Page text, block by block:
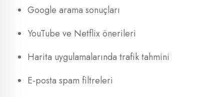
Google arama sonuçları
YouTube ve Netflix önerileri
Harita uygulamalarında trafik tahmini
E-posta spam filtreleri